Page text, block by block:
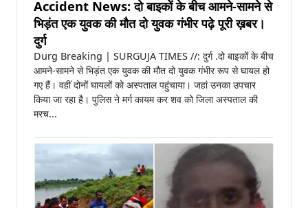
Accident News: दो बाइकों के बीच आमने-सामने से
भिड़ंत एक युवक की मौत दो युवक गंभीर पढ़े पूरी ख़बर।
दुर्ग
Durg Breaking | SURGUJA TIMES //: दुर्ग .दो बाइकों के बीच
आमने-सामने से भिड़ंत एक युवक की मौत दो युवक गंभीर रूप से घायल हो
गए हैं। वहीं दोनों घायलों को अस्पताल पहुंचाया। जहां उनका उपचार
किया जा रहा है। पुलिस ने मर्ग कायम कर शव को जिला अस्पताल की
मरच...